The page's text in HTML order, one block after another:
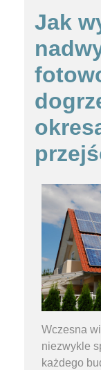
Jak
Wczesna
niezwykle
każdego